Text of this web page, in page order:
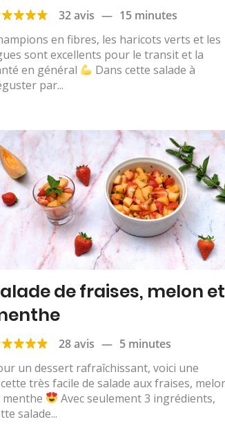
32 avis — 15 minutes
en fibres, les haricots verts et les
sont excellents pour le transit et la
en général
Dans cette salade à
par...
de fraises, melon et
28 avis — 5 minutes
un dessert rafraîchissant, voici une
très facile de salade aux fraises,
menthe
Avec seulement 3 ingrédients,
salade...